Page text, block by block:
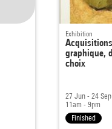
Exhibition
graphique,
choix
27 Jun - 24
11am - 9pm
Finished